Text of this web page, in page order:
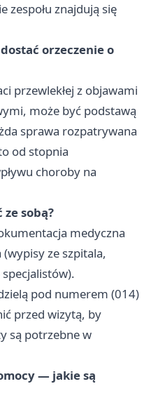
zespołu znajdują się
orzeczenie o
przewlekłej z objawami
może być podstawą
sprawa rozpatrywana
od stopnia
choroby na
sobą?
medyczna
ze szpitala,
pod numerem (014)
przed wizytą, by
są potrzebne w
— jakie są